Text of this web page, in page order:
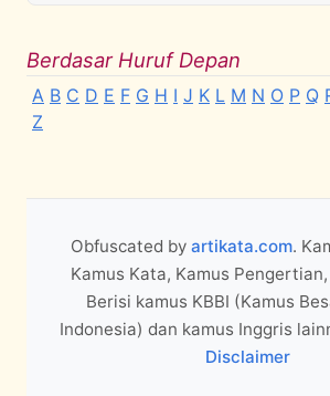
Berdasar Huruf Depan
A B C D E F G H I J K L M N O P Q
Z
Obfuscated by artikata.com.
Kamus Kata, Kamus
Berisi kamus KBBI (Kamus
Indonesia) dan kamus Inggris
Disclaimer